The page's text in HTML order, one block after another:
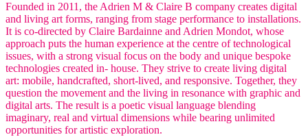
Founded in 2011, the Adrien M & Claire B company creates digital
and living art forms, ranging from stage performance to installations.
It is co-directed by Claire Bardainne and Adrien Mondot, whose
approach puts the human experience at the centre of technological
issues, with a strong visual focus on the body and unique bespoke
technologies created in- house. They strive to create living digital
art: mobile, handcrafted, short-lived, and responsive. Together, they
question the movement and the living in resonance with graphic and
digital arts. The result is a poetic visual language blending
imaginary, real and virtual dimensions while bearing unlimited
opportunities for artistic exploration.